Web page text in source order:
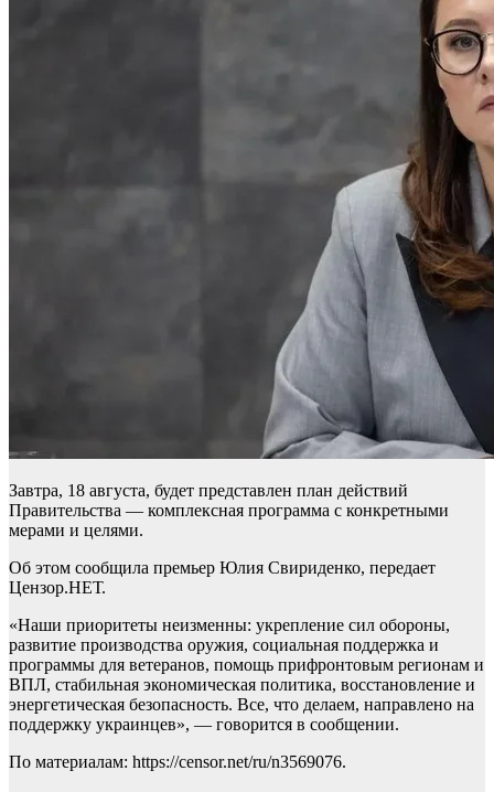
Завтра, 18 августа, будет представлен план действий
Правительства — комплексная программа с конкретными
мерами и целями.
Об этом сообщила премьер Юлия Свириденко, передает
Цензор.НЕТ.
«Наши приоритеты неизменны: укрепление сил обороны,
развитие производства оружия, социальная поддержка и
программы для ветеранов, помощь прифронтовым регионам и
ВПЛ, стабильная экономическая политика, восстановление и
энергетическая безопасность. Все, что делаем, направлено на
поддержку украинцев», — говорится в сообщении.
По материалам: https://censor.net/ru/n3569076.